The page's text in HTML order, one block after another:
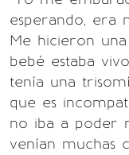
esperando, era
Me hicieron
bebé estaba
tenía una
que es
no iba a poder
venían muchas